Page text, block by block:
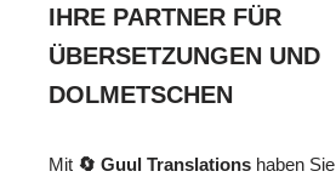
IHRE PARTNER FÜR
ÜBERSETZUNGEN UND
DOLMETSCHEN
Mit 🔄 Guul Translations haben